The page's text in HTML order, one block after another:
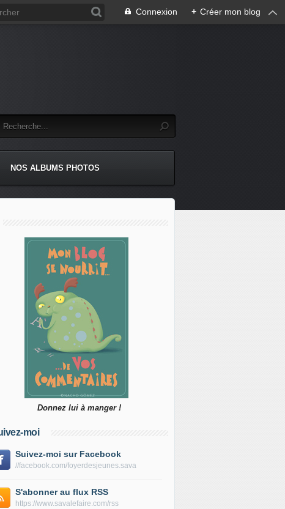
Connexion + Créer mon blog
NOS ALBUMS PHOTOS
Donnez lui à manger !
moi
Suivez-moi sur Facebook
//facebook.com/foyerdesjeunes.sava
S'abonner au flux RSS
https://www.savalefaire.com/rss